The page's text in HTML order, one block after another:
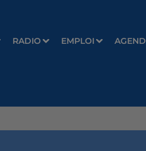
RADIO EMPLOI